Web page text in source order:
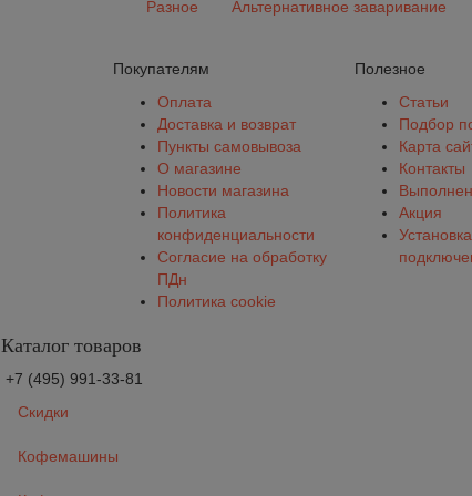
Разное Альтернативное заваривание
Покупателям
Оплата
Доставка и возврат
Пункты самовывоза
О магазине
Новости магазина
Политика
конфиденциальности
Согласие на обработку
ПДн
Политика cookie
Полезное
Статьи
Подбор
Карта
Контакты
Акция
Каталог товаров
+7 (495) 991-33-81
Скидки
Кофемашины